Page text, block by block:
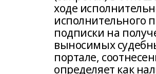
ходе
исполнительного
подписки на
выносимых
портале,
определяет как